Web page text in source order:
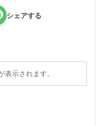
シェアする
表示されます。